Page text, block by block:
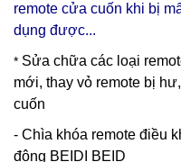
remote cửa cuốn khi bị
dụng được...
* Sửa chữa các loại
mới, thay vỏ remote bị
cuốn
- Chìa khóa remote điều
động BEIDI BEID